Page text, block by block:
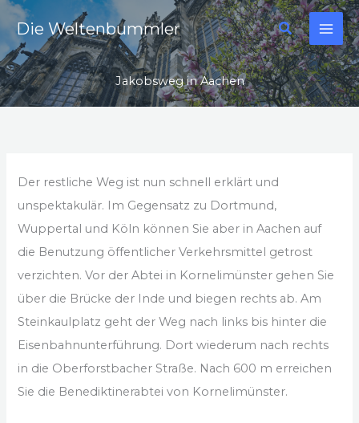
Zum
Inhalt
springen
Die Weltenbummler Suchen
Jakobsweg in Aachen
Der restliche Weg ist nun schnell erklärt und
unspektakulär. Im Gegensatz zu Dortmund,
Wuppertal und Köln können Sie aber in Aachen auf
die Benutzung öffentlicher Verkehrsmittel getrost
verzichten. Vor der Abtei in Kornelimünster gehen Sie
über die Brücke der Inde und biegen rechts ab. Am
Steinkaulplatz geht der Weg nach links bis hinter die
Eisenbahnunterführung. Dort wiederum nach rechts
in die Oberforstbacher Straße. Nach 600 m erreichen
Sie die Benediktinerabtei von Kornelimünster.